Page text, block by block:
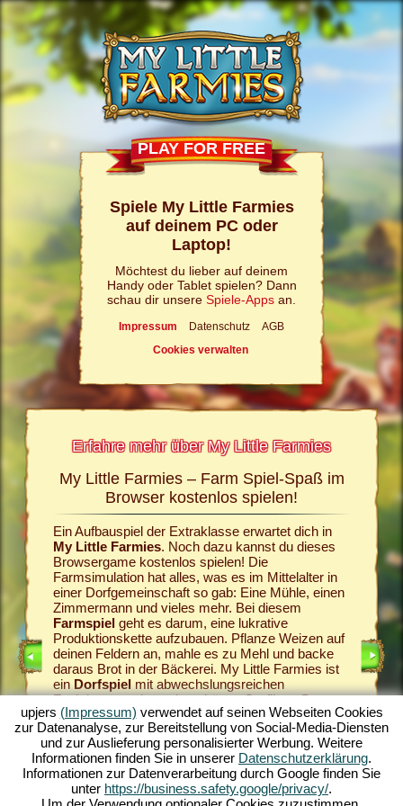
PLAY FOR FREE
Spiele My Little Farmies
auf deinem PC oder
Laptop!
Möchtest du lieber auf deinem
Handy oder Tablet spielen? Dann
schau dir unsere Spiele-Apps an.
Impressum Datenschutz
AGB
Cookies verwalten
Erfahre mehr über My Little Farmies
My
dem
My Little Farmies – Farm Spiel-Spaß im
Browser kostenlos spielen!
Ein Aufbauspiel der Extraklasse erwartet dich in
My Little Farmies. Noch dazu kannst du dieses
Browsergame kostenlos spielen! Die
Farmsimulation hat alles, was es im Mittelalter in
einer Dorfgemeinschaft so gab: Eine Mühle, einen
Zimmermann und vieles mehr. Bei diesem
Farmspielgeht es darum, eine lukrative
Produktionskette aufzubauen. Pflanze Weizen auf
deinen Feldern an, mahle es zu Mehl und backe
daraus Brot in der Bäckerei. My Little Farmies ist
ein Dorfspielmit abwechslungsreichen
Funktionen und wunderschönen Grafiken. Du
gestaltest die Landwirtschaft in all ihren Facetten:
Vom Gemüseanbau bis hin zur Viehzucht. Dabei
triffst du auf traditionelle Nutztiere, wie das
Mangalica-Schwein oder das Wollhuhn. Erschaffe
blühende Landschaften in My Little Farmies –
spiele jetzt kostenlos eines der schönstenOnline
Die
sollst
Wein im
aus.
gehört,
liefern
sorgen
wird.
edle
My
deinen
dem
Welt
upjers (Impressum) verwendet auf seinen Webseiten Cookies
zur Datenanalyse, zur Bereitstellung von Social-Media-Diensten
und zur Auslieferung personalisierter Werbung. Weitere
Informationen finden Sie in unserer Datenschutzerklärung.
Informationen zur Datenverarbeitung durch Google finden Sie
unter https://business.safety.google/privacy/.